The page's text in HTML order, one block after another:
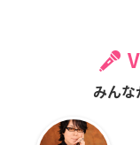
みんな